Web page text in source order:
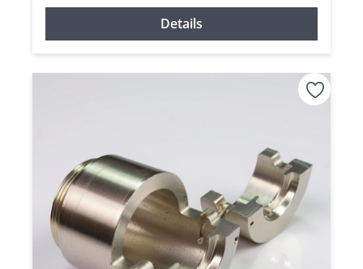
Details